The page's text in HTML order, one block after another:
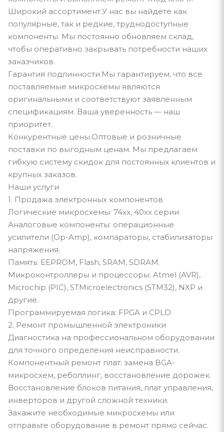
Широкий ассортимент.У нас вы найдёте как
популярные, так и редкие, труднодоступные
компоненты. Мы постоянно обновляем склад,
чтобы оперативно закрывать потребности наших
заказчиков.
Гарантия подлинности.Мы гарантируем, что все
поставляемые микросхемы являются
оригинальными и соответствуют заявленным
спецификациям. Ваша уверенность — наш
приоритет.
Конкурентные цены.Оптовые и розничные
поставки по выгодным ценам. Мы предлагаем
гибкую систему скидок для постоянных клиентов и
крупных заказов.
Наши услуги
1. Продажа электронных компонентов
Логические микросхемы: 74xx, 40xx серии.
Аналоговые компоненты: операционные
усилители (Op-Amp), компараторы, стабилизаторы
напряжения.
Память: EEPROM, Flash, SRAM, SDRAM.
Микроконтроллеры и процессоры: Atmel (AVR),
Microchip (PIC), STMicroelectronics (STM32), NXP и
другие.
Программируемая логика: FPGA и CPLD.
2. Ремонт промышленной электроники
Диагностика на профессиональном оборудовании
для точного определения неисправности.
Компонентный ремонт плат: замена BGA-
микросхем, реболлинг, восстановление дорожек.
Восстановление блоков питания, плат управления,
инверторов и другой сложной техники.
Закажите необходимые микросхемы или
отправьте оборудование в ремонт прямо сейчас.